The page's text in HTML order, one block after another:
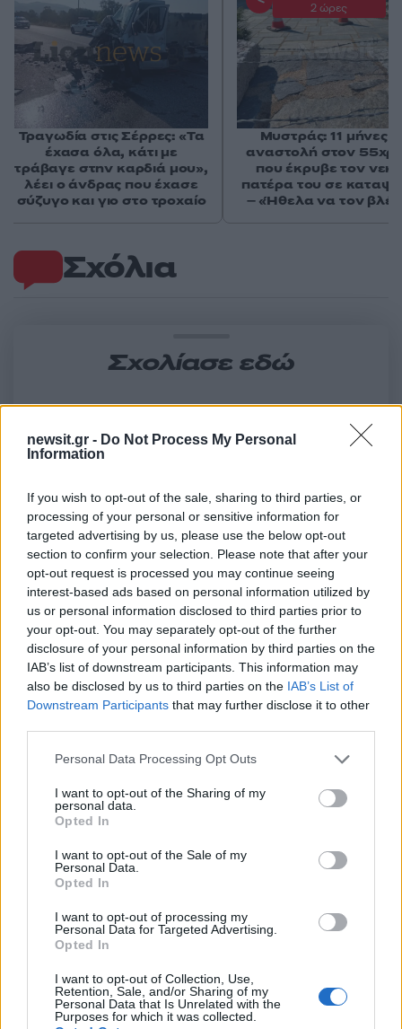
newsit.gr - Do Not Process My Personal
Information
If you wish to opt-out of the sale, sharing to third parties, or
processing of your personal or sensitive information for
targeted advertising by us, please use the below opt-out
section to confirm your selection. Please note that after your
opt-out request is processed you may continue seeing
interest-based ads based on personal information utilized by
us or personal information disclosed to third parties prior to
your opt-out. You may separately opt-out of the further
disclosure of your personal information by third parties on the
IAB’s list of downstream participants. This information may
also be disclosed by us to third parties on the IAB’s List of
Downstream Participants that may further disclose it to other
Please note that this website/app uses one or more Google
not limited to your visit or usage behaviour. You may click to
grant or deny consent to Google and its third-party tags to
use your data for below specified purposes in below Google
consent section.
Personal Data Processing Opt Outs
I want to opt-out of the Sharing of my
personal data.
Opted In
I want to opt-out of the Sale of my
Personal Data.
Opted In
I want to opt-out of processing my
Personal Data for Targeted Advertising.
Opted In
I want to opt-out of Collection, Use,
Retention, Sale, and/or Sharing of my
Personal Data that Is Unrelated with the
Purposes for which it was collected.
Σχόλια
Σχολίασε εδώ
50 /50
2000 /2000
Υποβολή σχολίου
. Το site προστατεύεται από reCAPTCHA, ισχύουν
Πολιτική Απορρήτου&Όροι Χρήσηςτης Google.
Αθλητικά
ΗΠΑ
ΜΟΥΝΤΙΑΛ
ΜΟΥΝΤΙΑΛ 2026
ΤΟΥΡΚΙΑ
Share:
ενημερωθείτε πρώτοι για όλη την ειδησεογραφία και τα
τελευταία νέατης ημέρας
Τραγωδία στις Σέρρες: «Τα
έχασα όλα, κάτι με
τράβαγε στην καρδιά μου»,
λέει ο άνδρας που έχασε
σύζυγο και γιο στο τροχαίο
2 ώρες
Μυστράς: 11 μήνες
αναστολή στον
που έκρυβε τον
πατέρα του σε
– «Ήθελα να τον
Πιο δημοφιλή
γιορτή του Άκη Παυλόπουλου: «Δεκαπέντε
χρόνια μου διδάσκει υπομονή και αγάπη»
Αριστοτέλης Δαμίγος: Στο Αποτεφρωτήριο